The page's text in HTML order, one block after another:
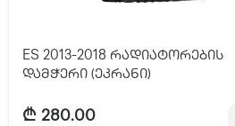
ES 2013-2018 რადიატორების
დამჭერი (ეკრანი)
₾ 280.00